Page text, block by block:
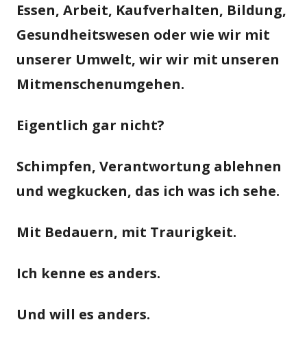
Essen, Arbeit, Kaufverhalten, Bildung,
Gesundheitswesen oder wie wir mit
unserer Umwelt, wir wir mit unseren
Mitmenschenumgehen.
Eigentlich gar nicht?
Schimpfen, Verantwortung ablehnen
und wegkucken, das ich was ich sehe.
Mit Bedauern, mit Traurigkeit.
Ich kenne es anders.
Und will es anders.